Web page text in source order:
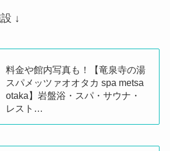
↓
料金や館内写真も！【竜泉寺の湯
スパメッツァオオタカ spa metsa
otaka】岩盤浴・スパ・サウナ・
レスト…